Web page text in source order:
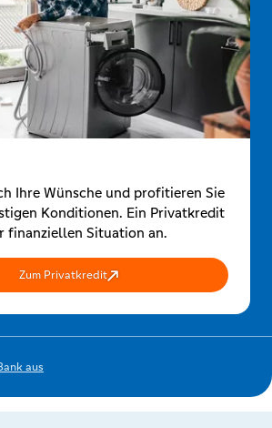
Ihre Wünsche und profitieren Sie
Konditionen. Ein Privatkredit
finanziellen Situation an.
Zum Privatkredit
aus